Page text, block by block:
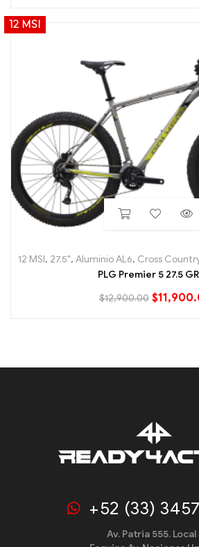
12 MSI
12 MSI, 27.5", Aluminio AL6, Cross
PLG Premier 5 27.5
$12,900.00 $
+52 (33)
Av. Patria 555. Local